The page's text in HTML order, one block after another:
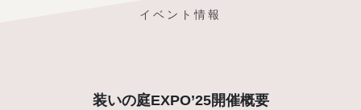
イベント情報
装いの庭EXPO’25開催概要